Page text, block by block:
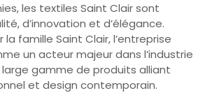
les textiles Saint Clair sont
d’innovation et d’élégance.
la famille Saint Clair, l’entreprise
un acteur majeur dans l’industrie
gamme de produits alliant
et design contemporain.